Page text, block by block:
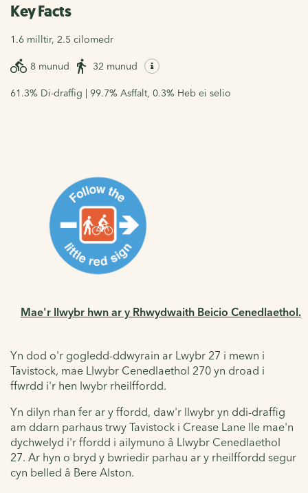
Key Facts
1.6 milltir, 2.5 cilomedr
8 munud 32 munud
61.3% Di-draffig | 99.7% Asffalt, 0.3% Heb ei selio
Mae'r llwybr hwn ar y Rhwydwaith Beicio Cenedlaethol.
Yn dod o'r gogledd-ddwyrain ar Lwybr 27 i mewn i
Tavistock, mae Llwybr Cenedlaethol 270 yn droad i
ffwrdd i'r hen lwybr rheilffordd.
Yn dilyn rhan fer ar y ffordd, daw'r llwybr yn ddi-draffig
am ddarn parhaus trwy Tavistock i Crease Lane lle mae'n
dychwelyd i'r ffordd i ailymuno â Llwybr Cenedlaethol
27. Ar hyn o bryd y bwriedir parhau ar y rheilffordd segur
cyn belled â Bere Alston.